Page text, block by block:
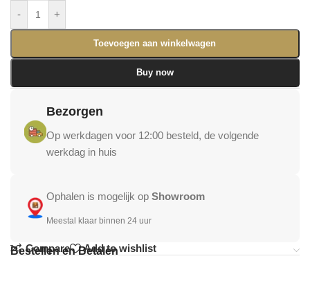
- +
Toevoegen aan winkelwagen
Buy now
Bezorgen
Op werkdagen voor 12:00 besteld, de volgende
werkdag in huis
Ophalen is mogelijk op Showroom
Meestal klaar binnen 24 uur
Compare Add to wishlist
Bestellen en Betalen